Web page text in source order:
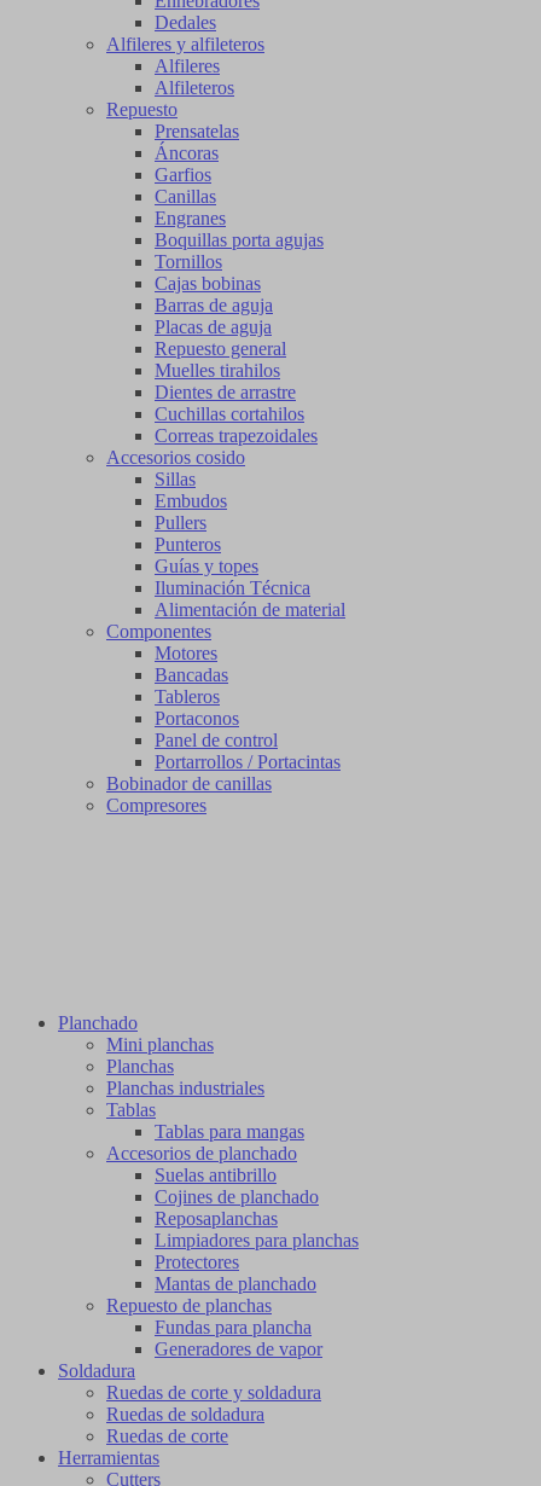
Dedales
Alfileres y alfileteros
Alfileres
Alfileteros
Repuesto
Prensatelas
Áncoras
Garfios
Canillas
Engranes
Boquillas porta agujas
Tornillos
Cajas bobinas
Barras de aguja
Placas de aguja
Repuesto general
Muelles tirahilos
Dientes de arrastre
Cuchillas cortahilos
Correas trapezoidales
Accesorios cosido
Sillas
Embudos
Pullers
Punteros
Guías y topes
Iluminación Técnica
Alimentación de material
Componentes
Motores
Bancadas
Tableros
Portaconos
Panel de control
Portarrollos / Portacintas
Bobinador de canillas
Compresores
Planchado
Mini planchas
Planchas
Planchas industriales
Tablas
Tablas para mangas
Accesorios de planchado
Suelas antibrillo
Cojines de planchado
Reposaplanchas
Limpiadores para planchas
Protectores
Mantas de planchado
Repuesto de planchas
Fundas para plancha
Generadores de vapor
Soldadura
Ruedas de corte y soldadura
Ruedas de soldadura
Ruedas de corte
Herramientas
Cutters